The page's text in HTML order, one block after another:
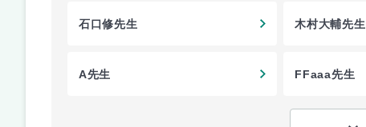
石口修先生 木村大輔先生
A先生 FFaaa先生